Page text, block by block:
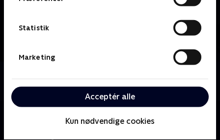
Statistik
Marketing
Acceptér alle
Kun nødvendige cookies
Se 19.30-nyhederne fra tvSyd.